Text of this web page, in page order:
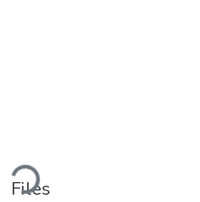
Loading...
Files